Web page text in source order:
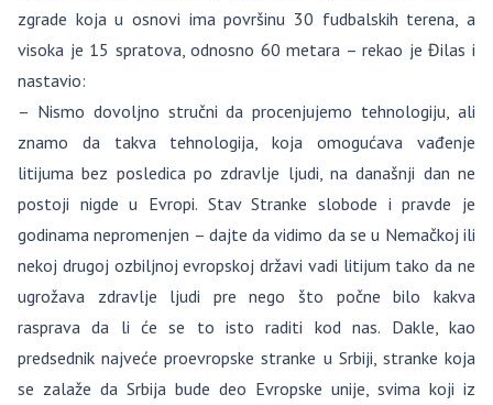
zgrade koja u osnovi ima površinu 30 fudbalskih terena, a
visoka je 15 spratova, odnosno 60 metara – rekao je Đilas i
nastavio:
– Nismo dovoljno stručni da procenjujemo tehnologiju, ali
znamo da takva tehnologija, koja omogućava vađenje
litijuma bez posledica po zdravlje ljudi, na današnji dan ne
postoji nigde u Evropi. Stav Stranke slobode i pravde je
godinama nepromenjen – dajte da vidimo da se u Nemačkoj ili
nekoj drugoj ozbiljnoj evropskoj državi vadi litijum tako da ne
ugrožava zdravlje ljudi pre nego što počne bilo kakva
rasprava da li će se to isto raditi kod nas. Dakle, kao
predsednik najveće proevropske stranke u Srbiji, stranke koja
se zalaže da Srbija bude deo Evropske unije, svima koji iz